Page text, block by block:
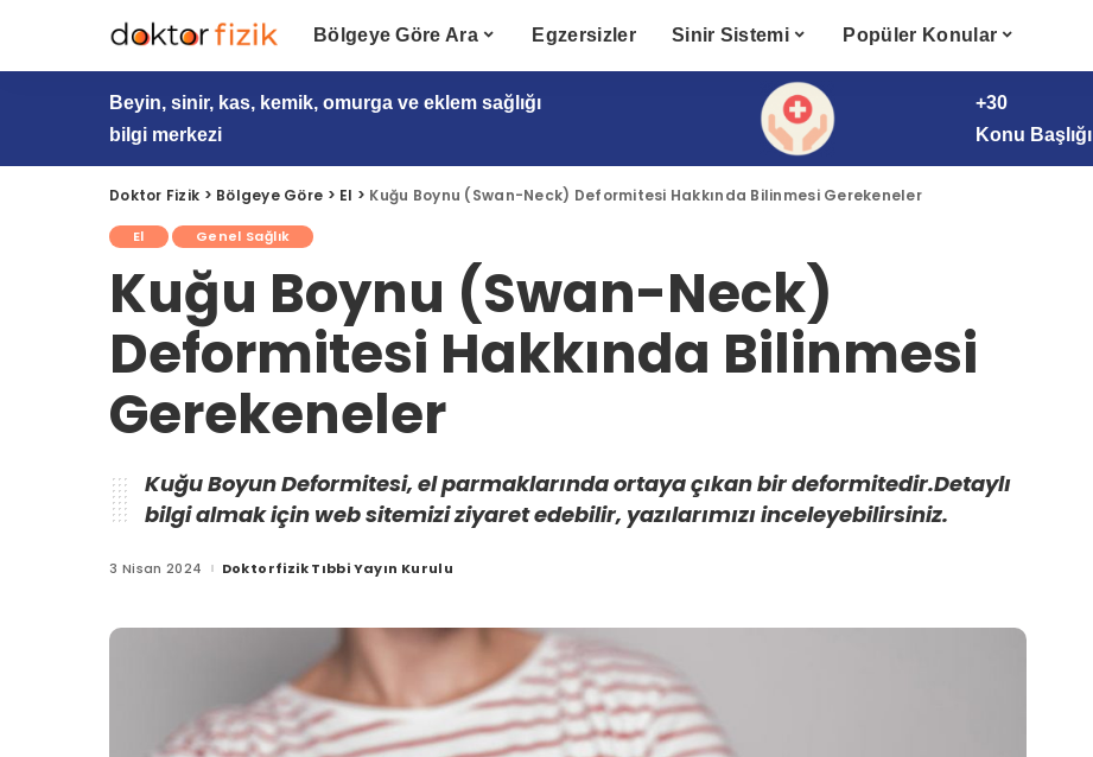
Bölgeye Göre Ara Egzersizler Sinir Sistemi Popüler Konular
Beyin, sinir, kas, kemik, omurga ve eklem sağlığı
bilgi merkezi
+30
Konu Başlığı
Doktor Fizik > Bölgeye Göre > El > Kuğu Boynu (Swan-Neck) Deformitesi Hakkında Bilinmesi Gerekeneler
El Genel Sağlık
Kuğu Boynu (Swan-Neck)
Deformitesi Hakkında Bilinmesi
Gerekeneler
Kuğu Boyun Deformitesi, el parmaklarında ortaya çıkan bir deformitedir.Detaylı
bilgi almak için web sitemizi ziyaret edebilir, yazılarımızı inceleyebilirsiniz.
3 Nisan 2024 Posted
Doktorfizik Tıbbi Yayın Kurulu